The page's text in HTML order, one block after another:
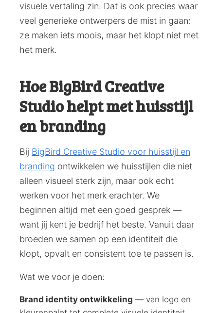
visuele vertaling zin. Dat is ook precies waar
veel generieke ontwerpers de mist in gaan:
ze maken iets moois, maar het klopt niet met
het merk.
Hoe BigBird Creative
Studio helpt met huisstijl
en branding
Bij BigBird Creative Studio voor huisstijl en
branding ontwikkelen we huisstijlen die niet
alleen visueel sterk zijn, maar ook echt
werken voor het merk erachter. We
beginnen altijd met een goed gesprek —
want jij kent je bedrijf het beste. Vanuit daar
broeden we samen op een identiteit die
klopt, opvalt en consistent toe te passen is.
Wat we voor je doen:
Brand identity ontwikkeling — van logo en